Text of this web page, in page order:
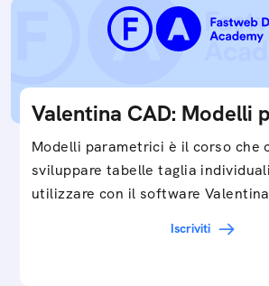
Valentina CAD: Modelli
Modelli parametrici è il corso che
sviluppare tabelle taglia
utilizzare con il software
Iscriviti